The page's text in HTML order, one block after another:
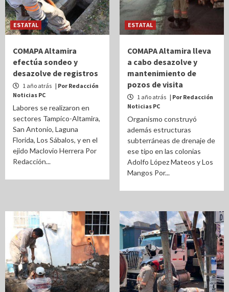
ESTATAL
COMAPA Altamira
efectúa sondeo y
desazolve de registros
1 año atrás | Por Redacción
Noticias PC
Labores se realizaron en
sectores Tampico-Altamira,
San Antonio, Laguna
Florida, Los Sábalos, y en el
ejido Maclovio Herrera Por
Redacción...
ESTATAL
COMAPA Altamira lleva
a cabo desazolve y
mantenimiento de
pozos de visita
1 año atrás | Por Redacción
Noticias PC
Organismo construyó
además estructuras
subterráneas de drenaje de
ese tipo en las colonias
Adolfo López Mateos y Los
Mangos Por...